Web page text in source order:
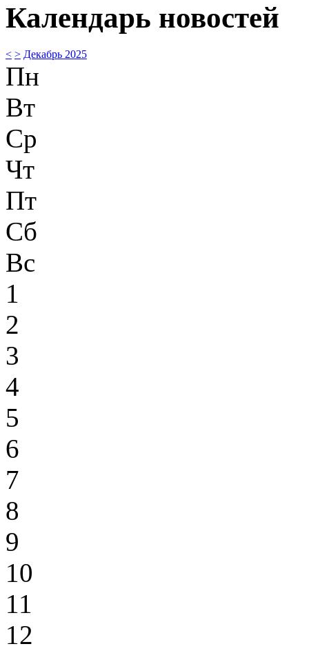
Календарь новостей
< > Декабрь 2025
Пн
Вт
Ср
Чт
Пт
Сб
Вс
1
2
3
4
5
6
7
8
9
10
11
12